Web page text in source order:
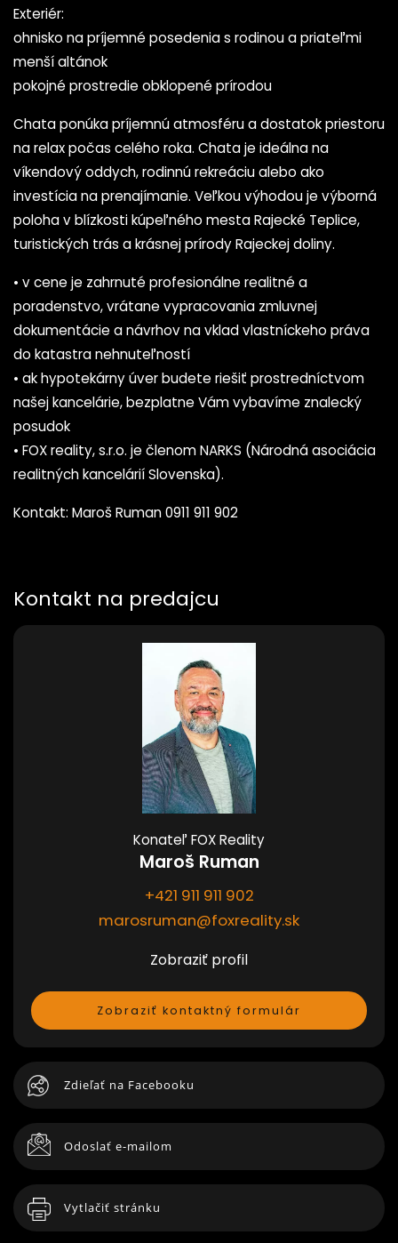
Exteriér:
ohnisko na príjemné posedenia s rodinou a priateľmi
menší altánok
pokojné prostredie obklopené prírodou
Chata ponúka príjemnú atmosféru a dostatok priestoru
na relax počas celého roka. Chata je ideálna na
víkendový oddych, rodinnú rekreáciu alebo ako
investícia na prenajímanie. Veľkou výhodou je výborná
poloha v blízkosti kúpeľného mesta Rajecké Teplice,
turistických trás a krásnej prírody Rajeckej doliny.
• v cene je zahrnuté profesionálne realitné a
poradenstvo, vrátane vypracovania zmluvnej
dokumentácie a návrhov na vklad vlastníckeho práva
do katastra nehnuteľností
• ak hypotekárny úver budete riešiť prostredníctvom
našej kancelárie, bezplatne Vám vybavíme znalecký
posudok
• FOX reality, s.r.o. je členom NARKS (Národná asociácia
realitných kancelárií Slovenska).
Kontakt: Maroš Ruman 0911 911 902
Kontakt na predajcu
Konateľ FOX Reality
Maroš Ruman
+421 911 911 902
marosruman@foxreality.sk
Zobraziť profil
Zobraziť kontaktný formulár
Zdieľať na Facebooku
Odoslať e-mailom
Vytlačiť stránku